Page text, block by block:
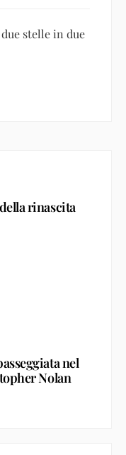
stelle in due
rinascita
nel
Nolan